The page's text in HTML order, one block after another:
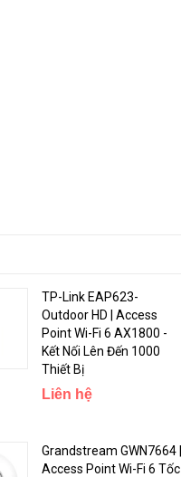
TP-Link EAP623-
Outdoor HD | Access
Point Wi-Fi 6 AX1800 -
Kết Nối Lên Đến 1000
Thiết Bị
Liên hệ
Grandstream GWN7664 |
Access Point Wi-Fi 6 Tốc